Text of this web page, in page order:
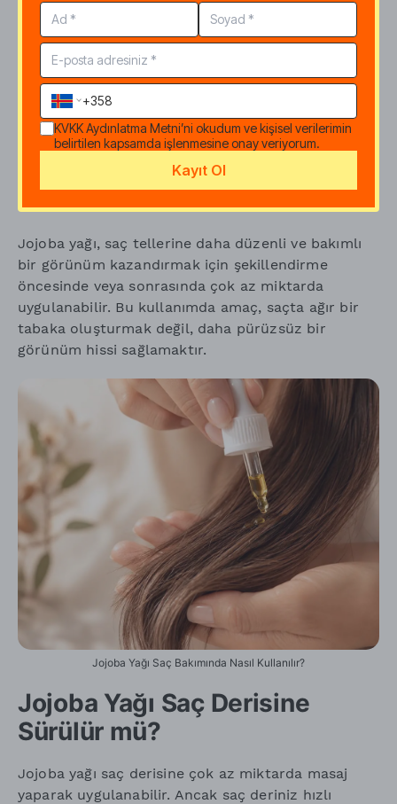
uygulanır?
Saç boylarında kuruluk hissi veya mat görünüm
olduğunda, jojoba yağı çok az miktarda
kullanılabilir. Uygulama sırasında ürünü saç
diplerine değil, daha çok saç boy ve uçlarına
dağıtmak daha hafif bir sonuç sağlayabilir.
Şekillendirme öncesi veya sonrası
kullanılabilir mi?
Jojoba yağı, saç tellerine daha düzenli ve bakımlı
bir görünüm kazandırmak için şekillendirme
öncesinde veya sonrasında çok az miktarda
uygulanabilir. Bu kullanımda amaç, saçta ağır bir
tabaka oluşturmak değil, daha pürüzsüz bir
görünüm hissi sağlamaktır.
Jojoba Yağı Saç Bakımında Nasıl Kullanılır?
Jojoba Yağı Saç Derisine
Sürülür mü?
Jojoba yağı saç derisine çok az miktarda masaj
yaparak uygulanabilir. Ancak saç deriniz hızlı
KVKK Aydınlatma Metni’ni okudum ve kişisel verilerimin
belirtilen kapsamda işlenmesine onay veriyorum.
Kayıt Ol